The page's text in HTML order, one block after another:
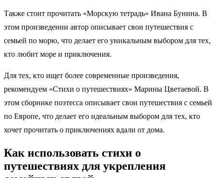
Также стоит прочитать «Морскую тетрадь» Ивана Бунина. В
этом произведении автор описывает свои путешествия с
семьей по морю, что делает его уникальным выбором для тех,
кто любит море и приключения.
Для тех, кто ищет более современные произведения,
рекомендуем «Стихи о путешествиях» Марины Цветаевой. В
этом сборнике поэтесса описывает свои путешествия с семьей
по Европе, что делает его идеальным выбором для тех, кто
хочет прочитать о приключениях вдали от дома.
Как использовать стихи о
путешествиях для укрепления